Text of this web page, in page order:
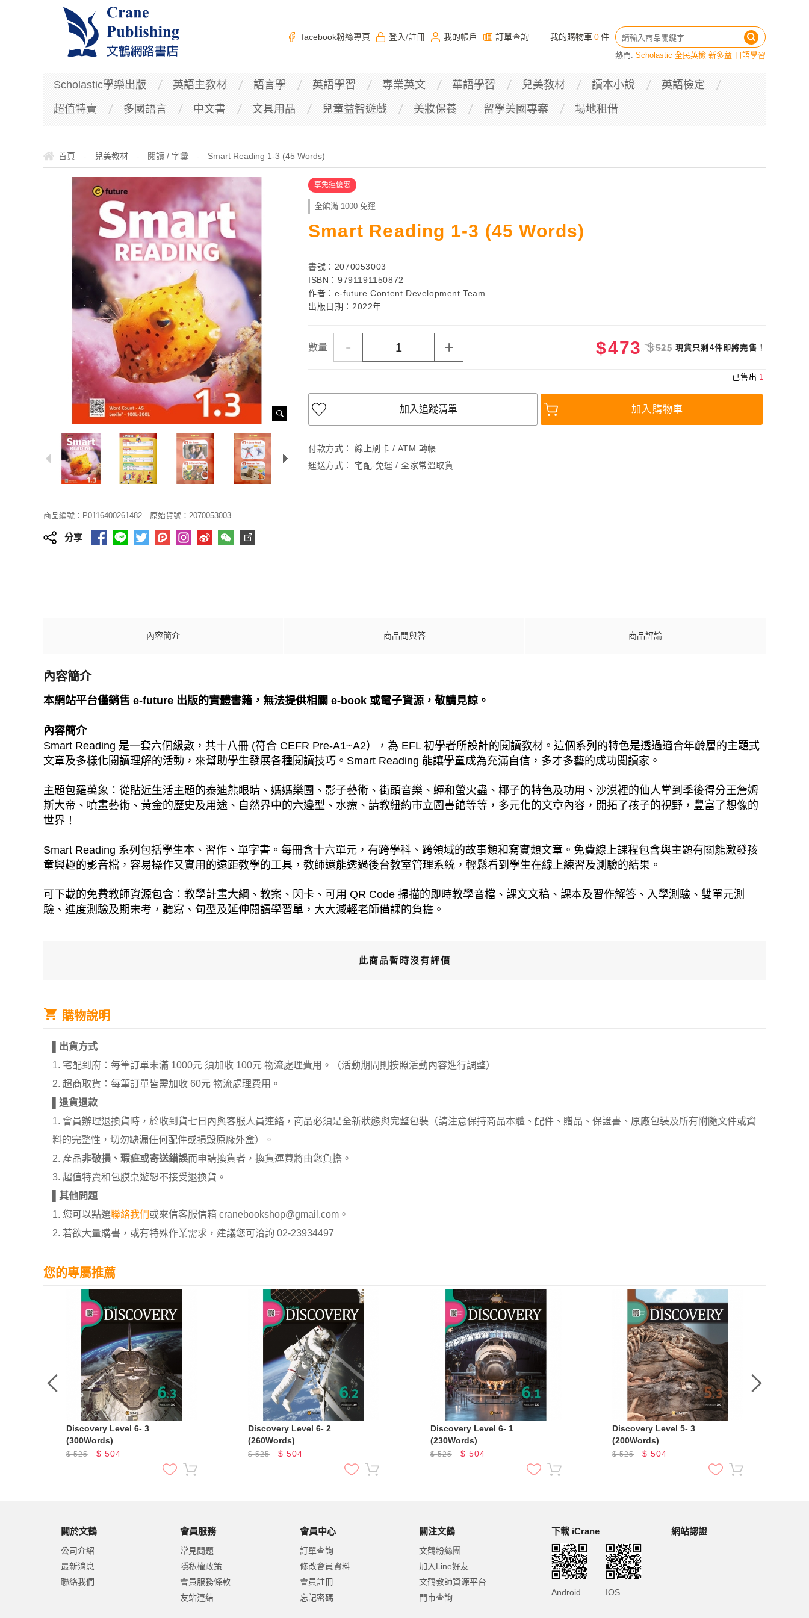
facebook粉絲專頁 登入 /註冊 我的帳戶 訂單查詢 我的購物車 0件
熱門: Scholastic 全民英檢 新多益 日語學習
Scholastic學樂出版 英語主教材 語言學 英語學習 專業英文 華語學習 兒美教材 讀本小說
英語檢定
超值特賣
多國語言 中文書 文具用品 兒童益智遊戲 美妝保養 留學美國專案 場地租借
首頁 - 兒美教材 - 閱讀 / 字彙 - Smart Reading 1-3 (45 Words)
商品編號：P0116400261482 原始貨號：2070053003
分享
享免運優惠
全館滿 1000 免運
Smart Reading 1-3 (45 Words)
書號：2070053003
ISBN：9791191150872
作者：e-future Content Development Team
出版日期：2022年
數量 - + $473 $525 現貨只剩4件即將完售！
已售出 1
加入追蹤清單 加入購物車
付款方式：
線上刷卡 / ATM 轉帳
運送方式：
宅配-免運 / 全家常溫取貨
內容簡介 商品問與答 商品評論
內容簡介
本網站平台僅銷售 e-future 出版的實體書籍，無法提供相關 e-book 或電子資源，敬請見諒。
內容簡介
Smart Reading 是一套六個級數，共十八冊 (符合 CEFR Pre-A1~A2），為 EFL 初學者所設計的閱讀教材。這個系列的特色是透過適合年齡層的主題式
文章及多樣化閱讀理解的活動，來幫助學生發展各種閱讀技巧。Smart Reading 能讓學童成為充滿自信，多才多藝的成功閱讀家。
主題包羅萬象：從貼近生活主題的泰迪熊眼睛、媽媽樂團、影子藝術、街頭音樂、蟬和螢火蟲、椰子的特色及功用、沙漠裡的仙人掌到季後得分王詹姆
斯大帝、噴畫藝術、黃金的歷史及用途、自然界中的六邊型、水療、請教紐約市立圖書館等等，多元化的文章內容，開拓了孩子的視野，豐富了想像的
世界！
Smart Reading 系列包括學生本、習作、單字書。每冊含十六單元，有跨學科、跨領域的故事類和寫實類文章。免費線上課程包含與主題有關能激發孩
童興趣的影音檔，容易操作又實用的遠距教學的工具，教師還能透過後台教室管理系統，輕鬆看到學生在線上練習及測驗的結果。
可下載的免費教師資源包含：教學計畫大綱、教案、閃卡、可用 QR Code 掃描的即時教學音檔、課文文稿、課本及習作解答、入學測驗、雙單元測
驗、進度測驗及期末考，聽寫、句型及延伸閱讀學習單，大大減輕老師備課的負擔。
此商品暫時沒有評價
購物說明
出貨方式
1. 宅配到府：每筆訂單未滿 1000元 須加收 100元 物流處理費用。（活動期間則按照活動內容進行調整）
2. 超商取貨：每筆訂單皆需加收 60元 物流處理費用。
退貨退款
1. 會員辦理退換貨時，於收到貨七日內與客服人員連絡，商品必須是全新狀態與完整包裝（請注意保持商品本體、配件、贈品、保證書、原廠包裝及所有附隨文件或資
料的完整性，切勿缺漏任何配件或損毀原廠外盒）。
2. 產品非破損、瑕疵或寄送錯誤而申請換貨者，換貨運費將由您負擔。
3. 超值特賣和包膜桌遊恕不接受退換貨。
其他問題
1. 您可以點選聯絡我們或來信客服信箱 cranebookshop@gmail.com。
2. 若欲大量購書，或有特殊作業需求，建議您可洽詢 02-23934497
您的專屬推薦
Discovery Level 6- 3
(300Words)
$525 $ 504
Discovery Level 6- 2
(260Words)
$525 $504
Discovery Level 6- 1
(230Words)
$525 $ 504
Discovery Level 5- 3
(200Words)
$525 $504
關於文鶴
公司介紹
最新消息
聯絡我們
會員服務
常見問題
隱私權政策
會員服務條款
友站連結
會員中心
訂單查詢
修改會員資料
會員註冊
忘記密碼
關注文鶴
文鶴粉絲團
加入Line好友
文鶴教師資源平台
門市查詢
下載 iCrane
Android IOS
網站認證